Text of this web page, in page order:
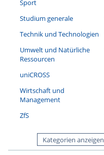
Sport
Studium generale
Technik und Technologien
Umwelt und Natürliche
Ressourcen
uniCROSS
Wirtschaft und
Management
ZfS
Kategorien anzeigen